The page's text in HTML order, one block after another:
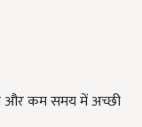
और कम समय में अच्छी